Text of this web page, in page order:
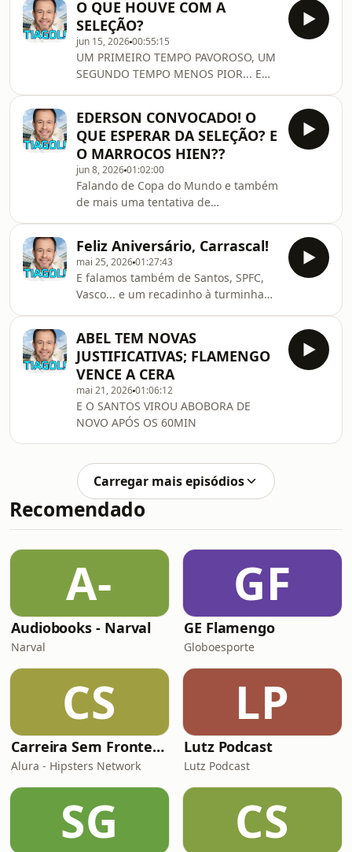
O QUE HOUVE COM A
SELEÇÃO?
jun 15, 202600:55:15
UM PRIMEIRO TEMPO PAVOROSO, UM
SEGUNDO TEMPO MENOS PIOR... E
EDERSON CONVOCADO! O
QUE ESPERAR DA SELEÇÃO? E
O MARROCOS HIEN??
jun 8, 202601:02:00
Falando de Copa do Mundo e também
de mais uma tentativa de
Feliz Aniversário, Carrascal!
mai 25, 202601:27:43
E falamos também de Santos, SPFC,
Vasco... e um recadinho à turminha
ABEL TEM NOVAS
JUSTIFICATIVAS; FLAMENGO
VENCE A CERA
mai 21, 202601:06:12
E O SANTOS VIROU ABOBORA DE
NOVO APÓS OS 60MIN
Carregar mais episódios
Recomendado
A-
Audiobooks - Narval
Narval
GF
GE Flamengo
Globoesporte
CS
Carreira Sem Fronteiras
Alura - Hipsters Network
LP
Lutz Podcast
Lutz Podcast
SG CS